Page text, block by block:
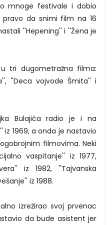
mnoge festivale i dobio
da snimi film na 16
''Hepening'' i ''Žena je
tri dugometražna filma:
''Deca vojvode Šmita'' i
Bulajića radio je i na
iz 1969, a onda je nastavio
filmovima. Neki
vaspitanje'' iz 1977,
iz 1982, ''Tajvanska
iz 1988.
izrežirao svoj prvenac
da bude asistent jer